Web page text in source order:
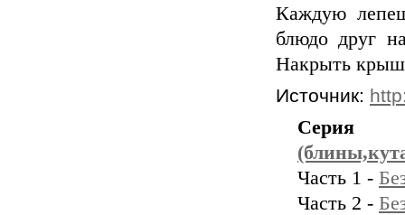
Каждую
блюдо друг
Накрыть
Источник:
Серия
Часть 1 -
Часть 2 -